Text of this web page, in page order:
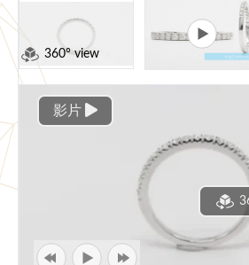
360° view
影片